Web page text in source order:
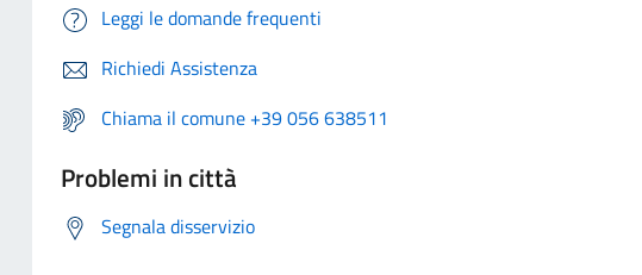
Leggi le domande frequenti
Richiedi Assistenza
Chiama il comune +39 056 638511
Problemi in città
Segnala disservizio